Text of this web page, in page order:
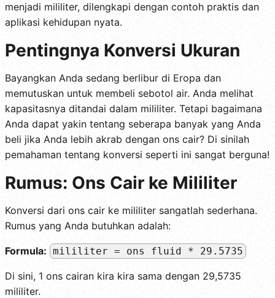
menjadi mililiter, dilengkapi dengan contoh praktis dan
aplikasi kehidupan nyata.
Pentingnya Konversi Ukuran
Bayangkan Anda sedang berlibur di Eropa dan
memutuskan untuk membeli sebotol air. Anda melihat
kapasitasnya ditandai dalam mililiter. Tetapi bagaimana
Anda dapat yakin tentang seberapa banyak yang Anda
beli jika Anda lebih akrab dengan ons cair? Di sinilah
pemahaman tentang konversi seperti ini sangat berguna!
Rumus: Ons Cair ke Mililiter
Konversi dari ons cair ke mililiter sangatlah sederhana.
Rumus yang Anda butuhkan adalah:
Formula: mililiter = ons fluid * 29.5735
Di sini, 1 ons cairan kira kira sama dengan 29,5735
mililiter.